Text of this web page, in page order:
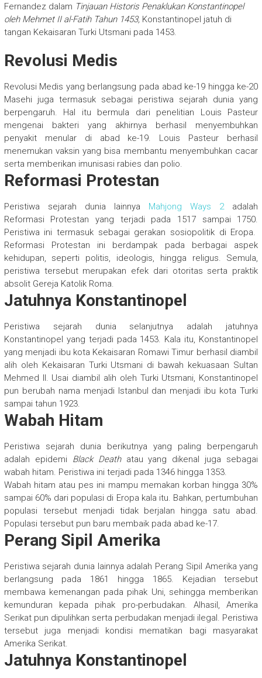
Fernandez dalam Tinjauan Historis Penaklukan Konstantinopel
oleh Mehmet II al-Fatih Tahun 1453, Konstantinopel jatuh di
tangan Kekaisaran Turki Utsmani pada 1453.
Revolusi Medis
Revolusi Medis yang berlangsung pada abad ke-19 hingga ke-20
Masehi juga termasuk sebagai peristiwa sejarah dunia yang
berpengaruh. Hal itu bermula dari penelitian Louis Pasteur
mengenai bakteri yang akhirnya berhasil menyembuhkan
penyakit menular di abad ke-19. Louis Pasteur berhasil
menemukan vaksin yang bisa membantu menyembuhkan cacar
serta memberikan imunisasi rabies dan polio.
Reformasi Protestan
Peristiwa sejarah dunia lainnya Mahjong Ways 2adalah
Reformasi Protestan yang terjadi pada 1517 sampai 1750.
Peristiwa ini termasuk sebagai gerakan sosiopolitik di Eropa.
Reformasi Protestan ini berdampak pada berbagai aspek
kehidupan, seperti politis, ideologis, hingga religus. Semula,
peristiwa tersebut merupakan efek dari otoritas serta praktik
absolit Gereja Katolik Roma.
Jatuhnya Konstantinopel
Peristiwa sejarah dunia selanjutnya adalah jatuhnya
Konstantinopel yang terjadi pada 1453. Kala itu, Konstantinopel
yang menjadi ibu kota Kekaisaran Romawi Timur berhasil diambil
alih oleh Kekaisaran Turki Utsmani di bawah kekuasaan Sultan
Mehmed II. Usai diambil alih oleh Turki Utsmani, Konstantinopel
pun berubah nama menjadi Istanbul dan menjadi ibu kota Turki
sampai tahun 1923.
Wabah Hitam
Peristiwa sejarah dunia berikutnya yang paling berpengaruh
adalah epidemi Black Deathatau yang dikenal juga sebagai
wabah hitam. Peristiwa ini terjadi pada 1346 hingga 1353.
Wabah hitam atau pes ini mampu memakan korban hingga 30%
sampai 60% dari populasi di Eropa kala itu. Bahkan, pertumbuhan
populasi tersebut menjadi tidak berjalan hingga satu abad.
Populasi tersebut pun baru membaik pada abad ke-17.
Perang Sipil Amerika
Peristiwa sejarah dunia lainnya adalah Perang Sipil Amerika yang
berlangsung pada 1861 hingga 1865. Kejadian tersebut
membawa kemenangan pada pihak Uni, sehingga memberikan
kemunduran kepada pihak pro-perbudakan. Alhasil, Amerika
Serikat pun dipulihkan serta perbudakan menjadi ilegal. Peristiwa
tersebut juga menjadi kondisi mematikan bagi masyarakat
Amerika Serikat.
Jatuhnya Konstantinopel